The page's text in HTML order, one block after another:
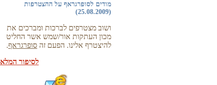
מודים לסופרגראף על ההצטרפות
(25.08.2009)
ושוב מצטרפים לברכות ומברכים את
מכון העתקות אור/שמש אשר החליט
להיצטרף אלינו. הפעם זה סופרגראף.
לסיפור המלא